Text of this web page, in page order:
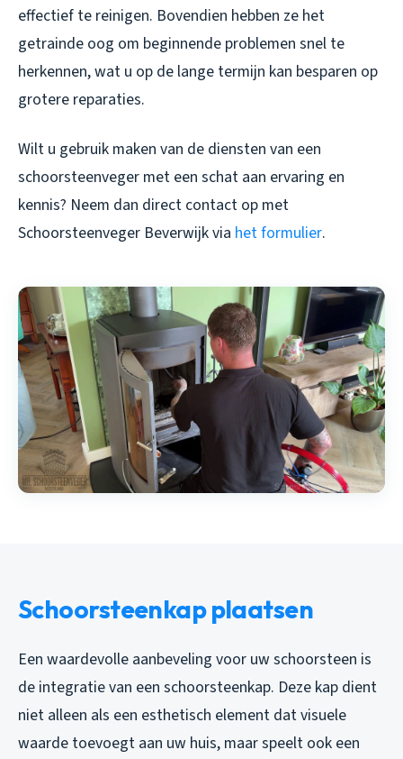
effectief te reinigen. Bovendien hebben ze het
getrainde oog om beginnende problemen snel te
herkennen, wat u op de lange termijn kan besparen op
grotere reparaties.
Wilt u gebruik maken van de diensten van een
schoorsteenveger met een schat aan ervaring en
kennis? Neem dan direct contact op met
Schoorsteenveger Beverwijk via het formulier.
Schoorsteenkap plaatsen
Een waardevolle aanbeveling voor uw schoorsteen is
de integratie van een schoorsteenkap. Deze kap dient
niet alleen als een esthetisch element dat visuele
waarde toevoegt aan uw huis, maar speelt ook een